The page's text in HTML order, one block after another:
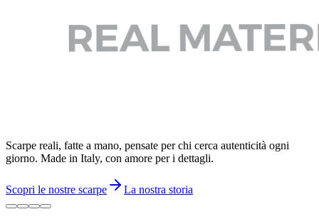
Scarpe reali, fatte a mano, pensate per chi cerca autenticità ogni
giorno. Made in Italy, con amore per i dettagli.
Scopri le nostre scarpe La nostra storia